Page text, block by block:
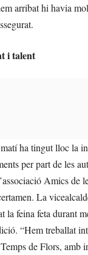
arribat hi havia
i talent
ha tingut lloc la
per part de les
Amics de
La
la feina feta durant
“Hem treballat
de Flors, amb